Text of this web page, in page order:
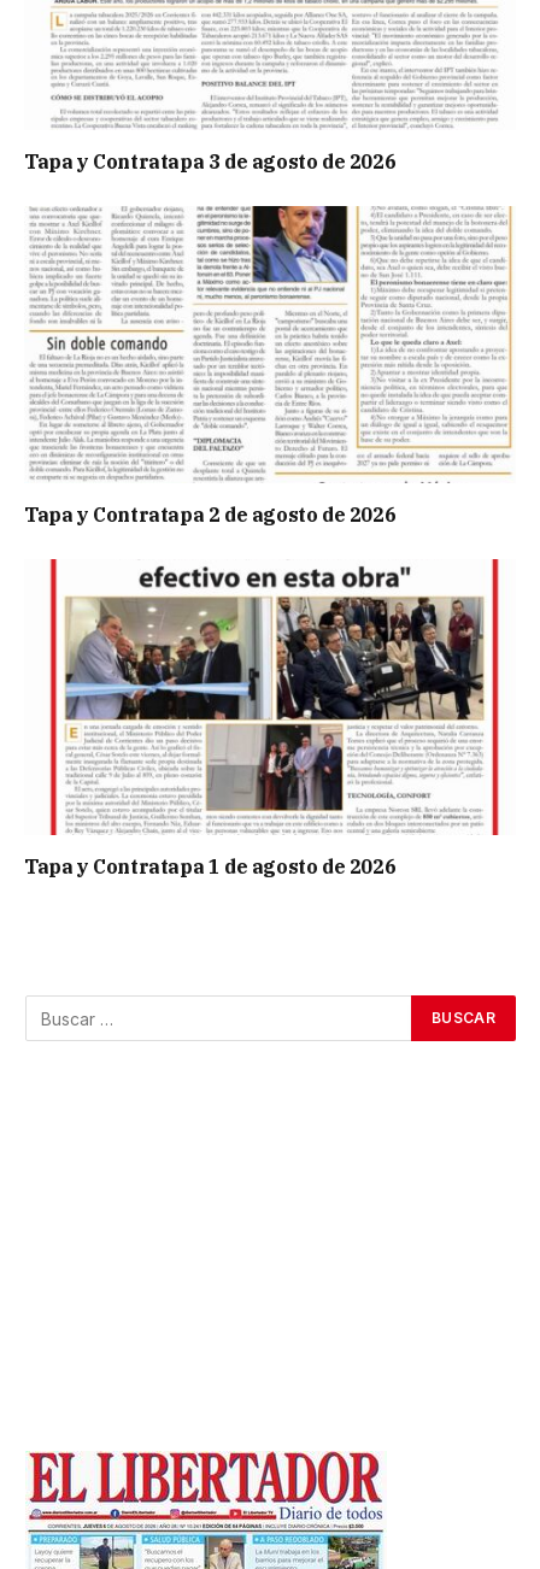
Tapa y Contratapa 3 de agosto de 2026
Tapa y Contratapa 2 de agosto de 2026
Tapa y Contratapa 1 de agosto de 2026